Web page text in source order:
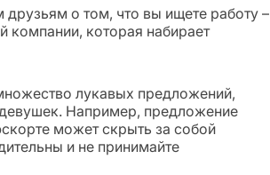
друзьям о том, что вы ищете работу –
компании, которая набирает
лукавых предложений,
Например, предложение
может скрыть за собой
и не принимайте